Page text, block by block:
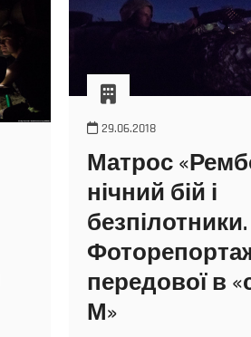
29.06.2018
Матрос
нічний бій і
безпілотники.
передової в
М»